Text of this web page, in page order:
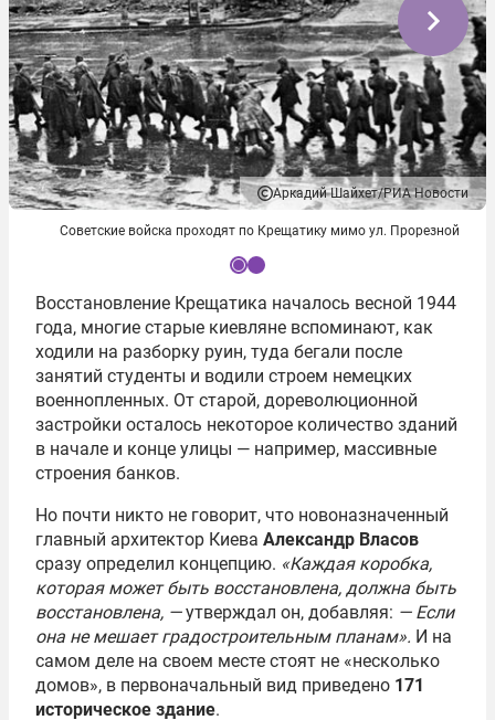
Аркадий Шайхет/РИА Новости
Советские войска проходят по Крещатику мимо ул. Прорезной
Восстановление Крещатика началось весной 1944
года, многие старые киевляне вспоминают, как
ходили на разборку руин, туда бегали после
занятий студенты и водили строем немецких
военнопленных. От старой, дореволюционной
застройки осталось некоторое количество зданий
в начале и конце улицы — например, массивные
строения банков.
Но почти никто не говорит, что новоназначенный
главный архитектор Киева Александр Власов
сразу определил концепцию. «Каждая коробка,
которая может быть восстановлена, должна быть
восстановлена, —утверждал он, добавляя: — Если
она не мешает градостроительным планам». И на
самом деле на своем месте стоят не «несколько
домов», в первоначальный вид приведено 171
историческое здание.